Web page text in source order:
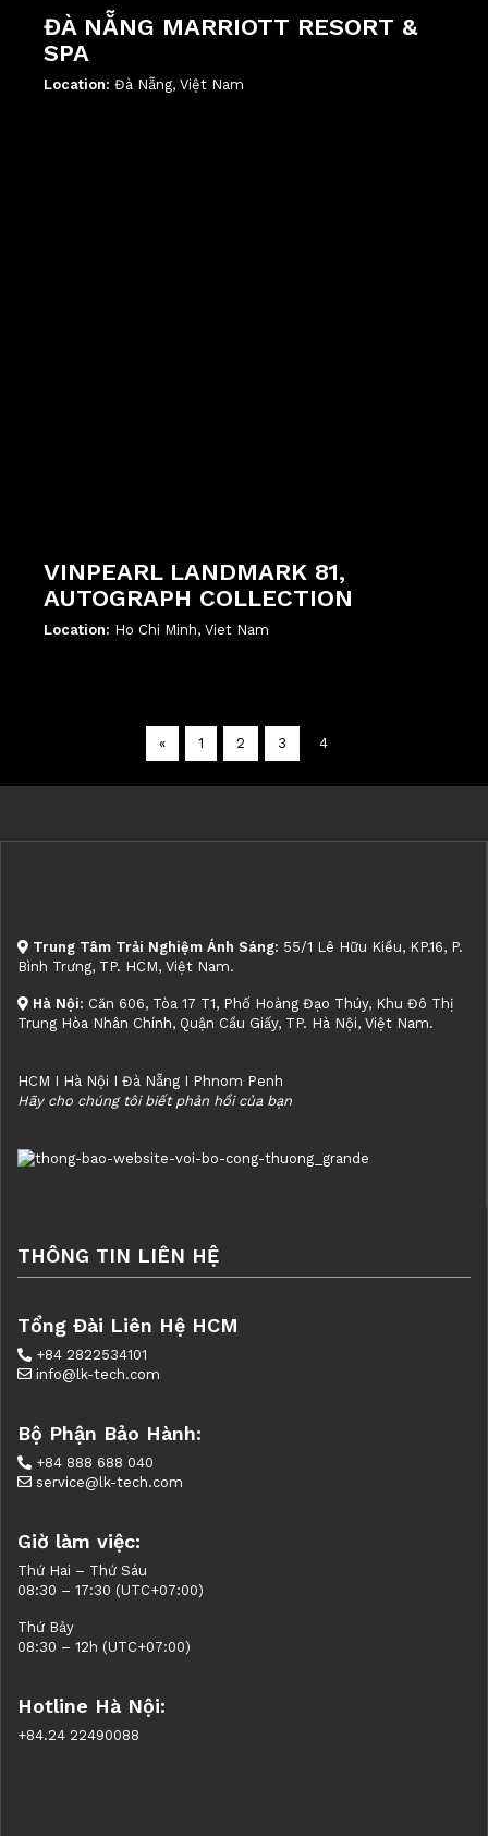
ĐÀ NẴNG MARRIOTT RESORT &
SPA
Location: Đà Nẵng, Việt Nam
VINPEARL LANDMARK 81,
AUTOGRAPH COLLECTION
Location: Ho Chi Minh, Viet Nam
« 1 2 3 4
Trung Tâm Trải Nghiệm Ánh Sáng: 55/1 Lê Hữu Kiều, KP.16, P.
Bình Trưng, TP. HCM, Việt Nam.
Hà Nội: Căn 606, Tòa 17 T1, Phố Hoàng Đạo Thúy, Khu Đô Thị
Trung Hòa Nhân Chính, Quận Cầu Giấy, TP. Hà Nội, Việt Nam.
HCM I Hà Nội I Đà Nẵng I Phnom Penh
Hãy cho chúng tôi biết phản hồi của bạn
THÔNG TIN LIÊN HỆ
Tổng Đài Liên Hệ HCM
+84 2822534101
info@lk-tech.com
Bộ Phận Bảo Hành:
+84 888 688 040
service@lk-tech.com
Giờ làm việc:
Thứ Hai – Thứ Sáu
08:30 – 17:30 (UTC+07:00)
Thứ Bảy
08:30 – 12h (UTC+07:00)
Hotline Hà Nội:
+84.24 22490088